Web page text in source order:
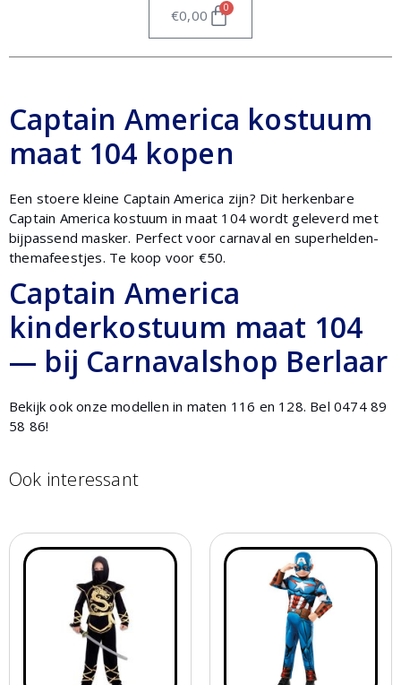
€0,00 0
Captain America kostuum
maat 104 kopen
Een stoere kleine Captain America zijn? Dit herkenbare
Captain America kostuum in maat 104 wordt geleverd met
bijpassend masker. Perfect voor carnaval en superhelden-
themafeestjes. Te koop voor €50.
Captain America
kinderkostuum maat 104
— bij Carnavalshop Berlaar
Bekijk ook onze modellen in maten 116 en 128. Bel 0474 89
58 86!
Ook interessant